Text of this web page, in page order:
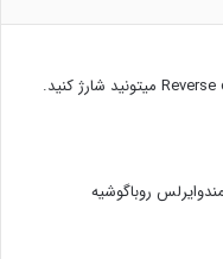
سلام فقط به صورت Reverse charging میتونید شارژ کنید.
روباگوشیه